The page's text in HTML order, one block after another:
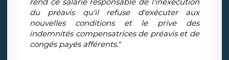
du préavis qu'il refuse d'exécuter aux
nouvelles conditions et le prive des
indemnités compensatrices de préavis et de
congés payés afférents."